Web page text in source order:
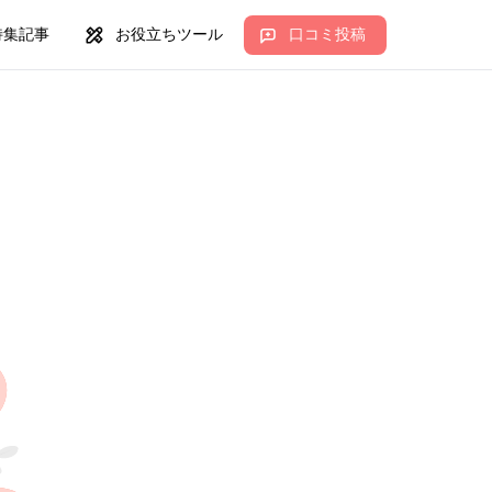
集記事 お役立ちツール 口コミ投稿